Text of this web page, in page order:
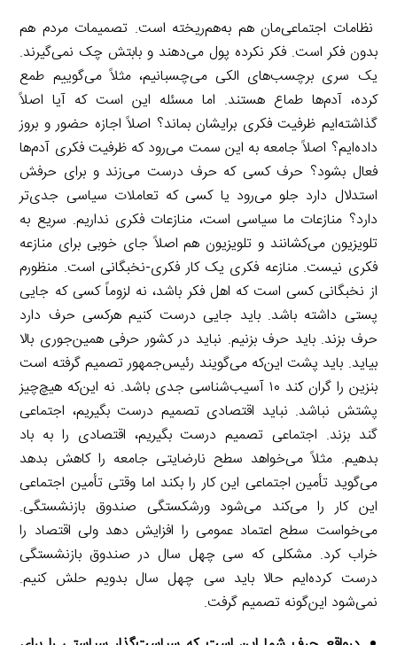
نظامات اجتماعی‌مان هم به‌هم‌ریخته است. تصمیمات مردم هم
بدون فکر است. فکر نکرده پول می‌دهند و بابتش چک نمی‌گیرند.
یک سری برچسب‌های الکی می‌چسبانیم، مثلاً می‌گوییم طمع
کرده، آدم‌ها طماع هستند. اما مسئله این است که آیا اصلاً
گذاشته‌ایم ظرفیت فکری برایشان بماند؟ اصلاً اجازه حضور و بروز
داده‌ایم؟ اصلاً جامعه به این سمت می‌رود که ظرفیت فکری آدم‌ها
فعال بشود؟ حرف کسی که حرف درست می‌زند و برای حرفش
استدلال دارد جلو می‌رود یا کسی که تعاملات سیاسی جدی‌تر
دارد؟ منازعات ما سیاسی است، منازعات فکری نداریم. سریع به
تلویزیون می‌کشانند و تلویزیون هم اصلاً جای خوبی برای منازعه
فکری نیست. منازعه فکری یک کار فکری-نخبگانی است. منظورم
از نخبگانی کسی است که اهل فکر باشد، نه لزوماً کسی که جایی
پستی داشته باشد. باید جایی درست کنیم هرکسی حرف دارد
حرف بزند. باید حرف بزنیم. نباید در کشور حرفی همین‌جوری بالا
بیاید. باید پشت این‌که می‌گویند رئیس‌جمهور تصمیم گرفته است
بنزین را گران کند ۱۰ آسیب‌شناسی جدی باشد. نه این‌که هیچ‌چیز
پشتش نباشد. نباید اقتصادی تصمیم درست بگیریم، اجتماعی
گند بزند. اجتماعی تصمیم درست بگیریم، اقتصادی را به باد
بدهیم. مثلاً می‌خواهد سطح نارضایتی جامعه را کاهش بدهد
می‌گوید تأمین اجتماعی این کار را بکند اما وقتی تأمین اجتماعی
این کار را می‌کند می‌شود ورشکستگی صندوق بازنشستگی.
می‌خواست سطح اعتماد عمومی را افزایش دهد ولی اقتصاد را
خراب کرد. مشکلی که سی چهل سال در صندوق بازنشستگی
درست کرده‌ایم حالا باید سی چهل سال بدویم حلش کنیم.
نمی‌شود این‌گونه تصمیم گرفت.